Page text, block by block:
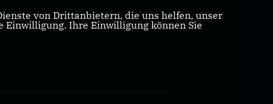
von Drittanbietern, die uns helfen, unser
Einwilligung. Ihre Einwilligung können Sie